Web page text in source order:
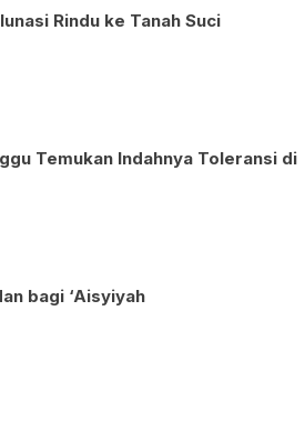
Rindu ke Tanah Suci
Temukan Indahnya Toleransi di
bagi ‘Aisyiyah